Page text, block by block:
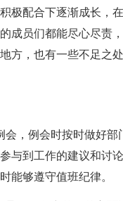
极配合下逐渐成长，
成员们都能尽心尽责
方，也有一些不足之
，例会时按时做好部
与到工作的建议和讨
能够遵守值班纪律。